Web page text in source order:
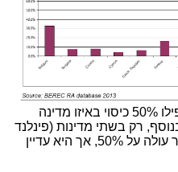
באירופה אפילו 50% כיסוי באיזו מדינה
רק בשתי מדינות (פינלנד
והולנד) פריסת הפס הרחב הסלולר עולה על 50%, אך היא עדיין